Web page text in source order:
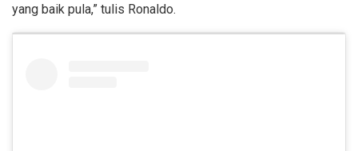
yang baik pula,” tulis Ronaldo.